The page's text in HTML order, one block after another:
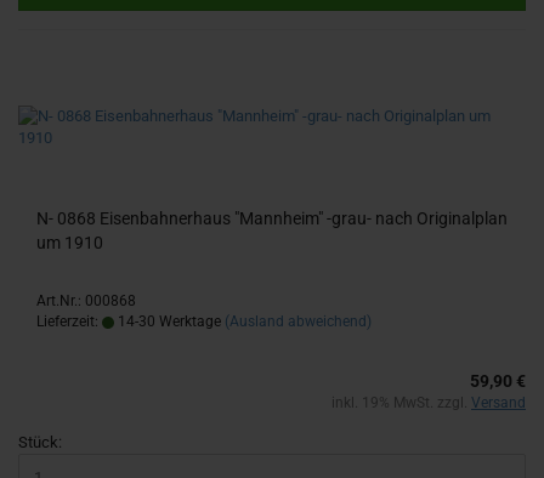
N- 0868 Ei­sen­bah­ner­haus "Mann­heim" -​grau- nach Ori­gi­nal­plan
um 1910
Art.Nr.: 000868
Lieferzeit:
14-30 Werktage (Ausland abweichend)
59,90 €
inkl. 19% MwSt. zzgl. Versand
Stück: